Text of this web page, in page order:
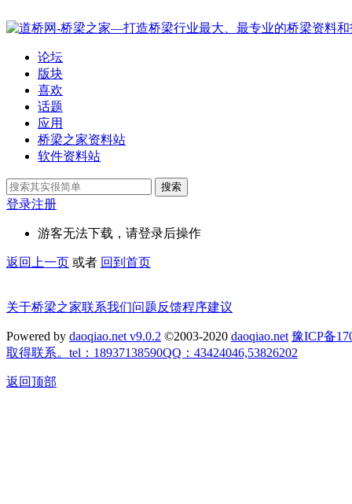
论坛
版块
喜欢
话题
应用
桥梁之家资料站
软件资料站
搜索
登录注册
游客无法下载，请登录后操作
返回上一页 或者 回到首页
关于桥梁之家联系我们问题反馈程序建议
Powered by daoqiao.net v9.0.2 ©2003-2020 daoqiao.net 豫ICP备
取得联系。tel：18937138590QQ：43424046,53826202
返回顶部